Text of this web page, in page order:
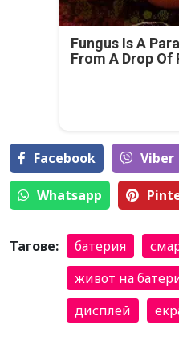
Fungus Is A
From A Drop Of
Facebook Viber
Whatsapp
Тагове: батерия
живот на
дисплей